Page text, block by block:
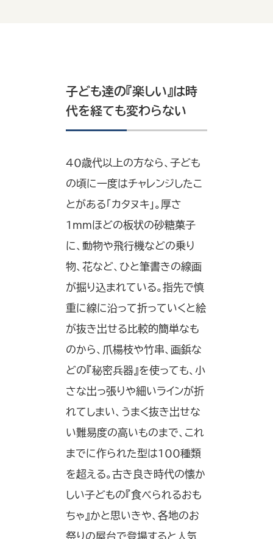
子ども達の『楽しい』は時
代を経ても変わらない
40歳代以上の方なら、子ども
の頃に一度はチャレンジしたこ
とがある「カタヌキ」。厚さ
1mmほどの板状の砂糖菓子
に、動物や飛行機などの乗り
物、花など、ひと筆書きの線画
が掘り込まれている。指先で慎
重に線に沿って折っていくと絵
が抜き出せる比較的簡単なも
のから、爪楊枝や竹串、画鋲な
どの『秘密兵器』を使っても、小
さな出っ張りや細いラインが折
れてしまい、うまく抜き出せな
い難易度の高いものまで、これ
までに作られた型は100種類
を超える。古き良き時代の懐か
しい子どもの『食べられるおも
ちゃ』かと思いきや、各地のお
祭りの屋台で登場すると人気